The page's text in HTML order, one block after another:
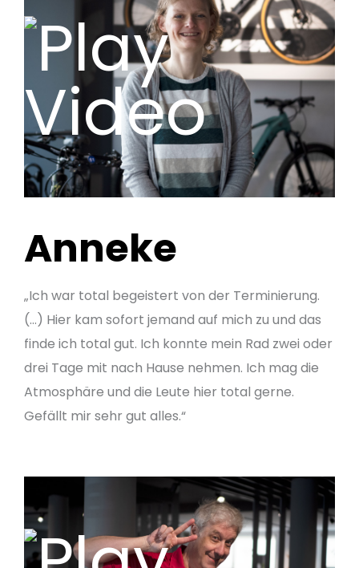
Anneke
„Ich war total begeistert von der Terminierung.
(…) Hier kam sofort jemand auf mich zu und das
finde ich total gut. Ich konnte mein Rad zwei oder
drei Tage mit nach Hause nehmen. Ich mag die
Atmosphäre und die Leute hier total gerne.
Gefällt mir sehr gut alles.“